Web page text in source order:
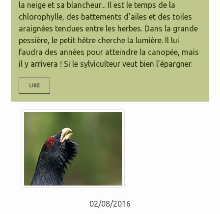
la neige et sa blancheur... Il est le temps de la
chlorophylle, des battements d’ailes et des toiles
araignées tendues entre les herbes. Dans la grande
pessière, le petit hêtre cherche la lumière. Il lui
faudra des années pour atteindre la canopée, mais
il y arrivera ! Si le sylviculteur veut bien l’épargner.
LIRE
02/08/2016